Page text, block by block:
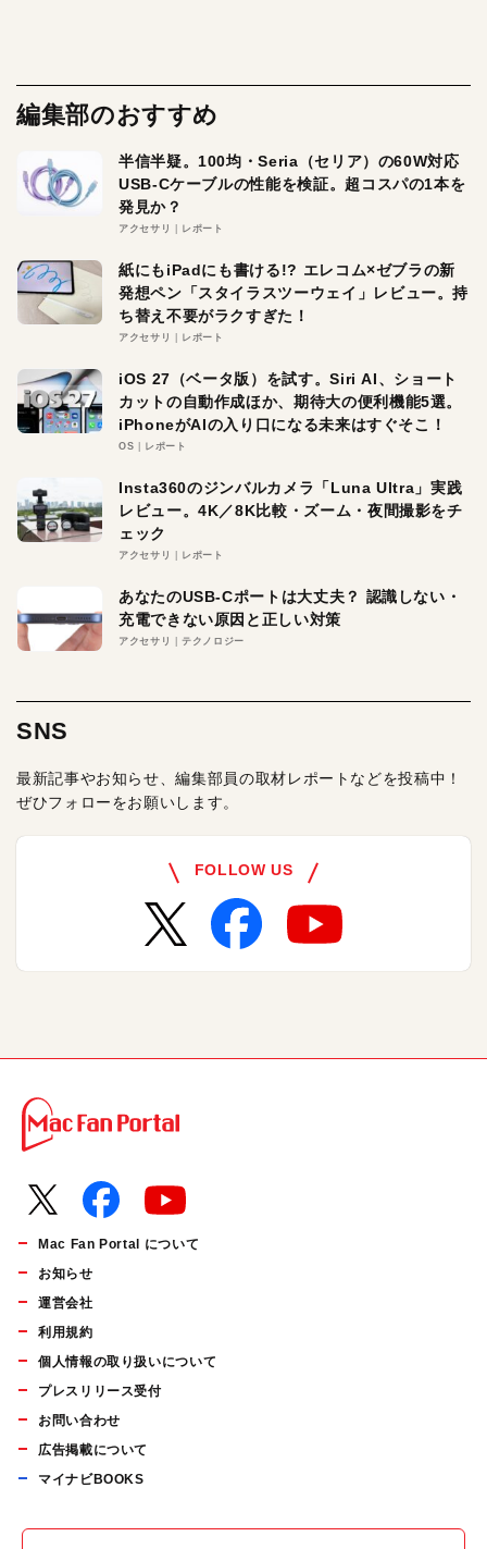
編集部のおすすめ
半信半疑。100均・Seria（セリア）の60W対応
USB-Cケーブルの性能を検証。超コスパの1本を
発見か？
アクセサリ レポート
紙にもiPadにも書ける!? エレコム×ゼブラの新
発想ペン「スタイラスツーウェイ」レビュー。持
ち替え不要がラクすぎた！
アクセサリ レポート
iOS 27（ベータ版）を試す。Siri AI、ショート
カットの自動作成ほか、期待大の便利機能5選。
iPhoneがAIの入り口になる未来はすぐそこ！
OS レポート
Insta360のジンバルカメラ「Luna Ultra」実践
レビュー。4K／8K比較・ズーム・夜間撮影をチ
ェック
アクセサリ レポート
あなたのUSB-Cポートは大丈夫？ 認識しない・
充電できない原因と正しい対策
アクセサリ テクノロジー
SNS
最新記事やお知らせ、編集部員の取材レポートなどを投稿中！
ぜひフォローをお願いします。
FOLLOW US
Mac Fan Portal について
お知らせ
運営会社
利用規約
個人情報の取り扱いについて
プレスリリース受付
お問い合わせ
広告掲載について
マイナビBOOKS